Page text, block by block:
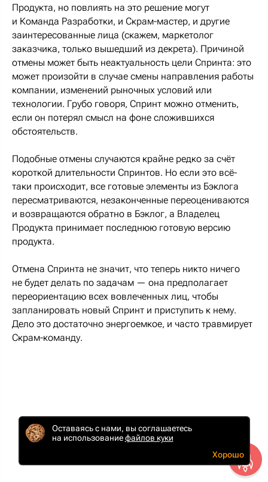
Продукта, но повлиять на это решение могут
и Команда Разработки, и Скрам-мастер, и другие
заинтересованные лица (скажем, маркетолог
заказчика, только вышедший из декрета). Причиной
отмены может быть неактуальность цели Спринта: это
может произойти в случае смены направления работы
компании, изменений рыночных условий или
технологии. Грубо говоря, Спринт можно отменить,
если он потерял смысл на фоне сложившихся
обстоятельств.
Подобные отмены случаются крайне редко за счёт
короткой длительности Спринтов. Но если это всё-
таки происходит, все готовые элементы из Бэклога
пересматриваются, незаконченные переоцениваются
и возвращаются обратно в Бэклог, а Владелец
Продукта принимает последнюю готовую версию
продукта.
Отмена Спринта не значит, что теперь никто ничего
не будет делать по задачам — она предполагает
переориентацию всех вовлеченных лиц, чтобы
запланировать новый Спринт и приступить к нему.
Дело это достаточно энергоемкое, и часто травмирует
Скрам-команду.
Планирование Спринта
Оставаясь с нами, вы соглашаетесь
на использованиефайлов куки
Хорошо